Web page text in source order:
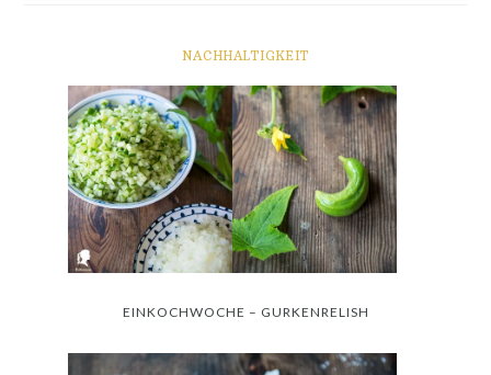
NACHHALTIGKEIT
EINKOCHWOCHE – GURKENRELISH